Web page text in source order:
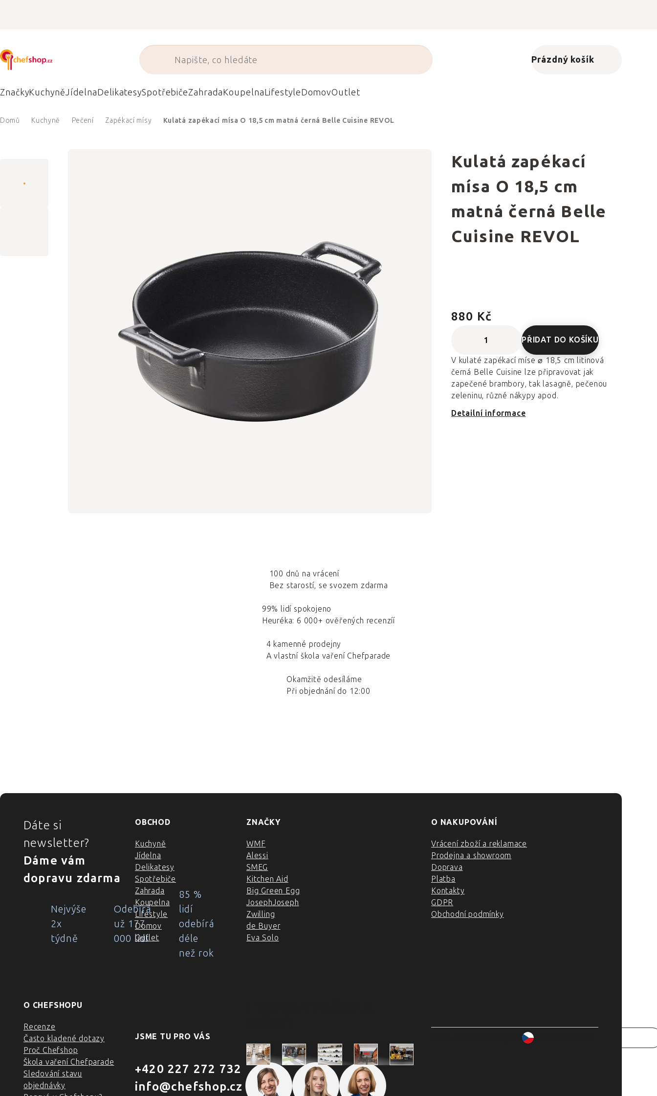
Nákupní košík
Prázdný košík
ZnačkyKuchyněJídelnaDelikatesySpotřebičeZahradaKoupelnaLifestyleDomovOutlet
Domů Kuchyně Pečení Zapékací mísy Kulatá zapékací mísa O 18,5 cm matná černá Belle Cuisine REVOL
Kulatá zapékací
mísa O 18,5 cm
matná černá Belle
Cuisine REVOL
880 Kč
PŘIDAT DO KOŠÍKU
V kulaté zapékací míse ⌀ 18,5 cm litinová
černá Belle Cuisine lze připravovat jak
zapečené brambory, tak lasagně, pečenou
zeleninu, různé nákypy apod.
Detailní informace
100 dnů na vrácení
Bez starostí, se svozem zdarma
99% lidí spokojeno
Heuréka: 6 000+ ověřených recenzíí
4 kamenné prodejny
A vlastní škola vaření Chefparade
Okamžitě odesíláme
Při objednání do 12:00
ZÁPATÍ
Dáte si
newsletter?
Dáme vám
dopravu zdarma
Nejvýše
2x
týdně
Odebírá
už 177
000 lidí
85 %
lidí
odebírá
déle
než rok
OBCHOD
Kuchyně
Jídelna
Delikatesy
Spotřebiče
Zahrada
Koupelna
Lifestyle
Domov
Outlet
ZNAČKY
WMF
Alessi
SMEG
Kitchen Aid
Big Green Egg
JosephJoseph
Zwilling
de Buyer
Eva Solo
O NAKUPOVÁNÍ
Vrácení zboží a reklamace
Prodejna a showroom
Doprava
Platba
Kontakty
GDPR
Obchodní podmínky
O CHEFSHOPU
Recenze
Často kladené dotazy
Proč Chefshop
Škola vaření Chefparade
Sledování stavu
objednávky
JSME TU PRO VÁS
+420 227 272 732
info@chefshop.cz
Praha Praha
Outlet
Brno
www.chefshop.cz